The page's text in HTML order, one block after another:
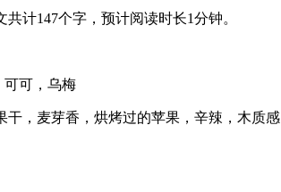
共计147个字，预计阅读时长1分钟。
可可，乌梅
干，麦芽香，烘烤过的苹果，辛辣，木质感